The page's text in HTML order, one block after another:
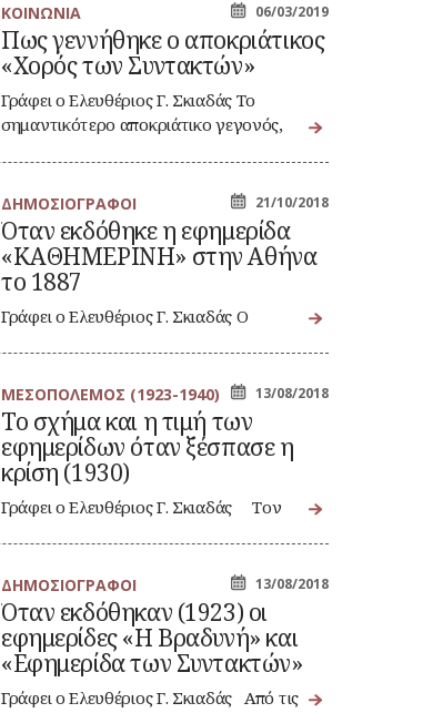
ΚΟΙΝΩΝΙΑ 06/03/2019
Πως γεννήθηκε ο αποκριάτικος
«Χορός των Συντακτών»
Γράφει ο Ελευθέριος Γ. Σκιαδάς Το
σημαντικότερο αποκριάτικο γεγονός,
ΔΗΜΟΣΙΟΓΡΑΦΟΙ 21/10/2018
Όταν εκδόθηκε η εφημερίδα
«ΚΑΘΗΜΕΡΙΝΗ» στην Αθήνα
το 1887
Γράφει ο Ελευθέριος Γ. Σκιαδάς Ο
ΜΕΣΟΠΟΛΕΜΟΣ (1923-1940) 13/08/2018
Το σχήμα και η τιμή των
εφημερίδων όταν ξέσπασε η
κρίση (1930)
Γράφει ο Ελευθέριος Γ. Σκιαδάς Τον
ΔΗΜΟΣΙΟΓΡΑΦΟΙ 13/08/2018
Όταν εκδόθηκαν (1923) οι
εφημερίδες «Η Βραδυνή» και
«Εφημερίδα των Συντακτών»
Γράφει ο Ελευθέριος Γ. Σκιαδάς Από τις